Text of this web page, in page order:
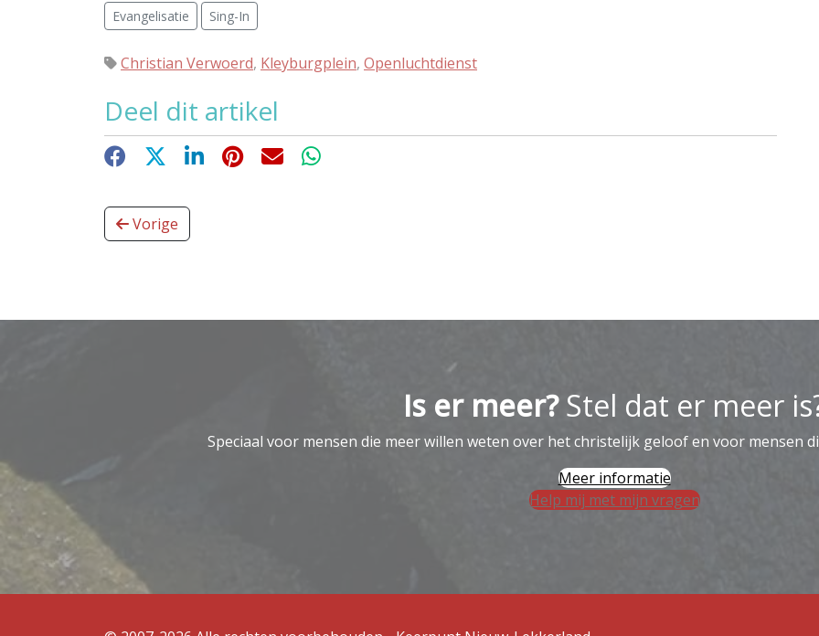
Evangelisatie Sing-In
Christian Verwoerd, Kleyburgplein, Openluchtdienst
Deel dit artikel
Facebook LinkedInPinterestE-mailWhatsApp
Vorige
Is er meer?Stel dat er meer
Speciaal voor mensen die meer willen weten over het christelijk geloof en voor mensen
Meer informatie
Help mij met mijn vragen